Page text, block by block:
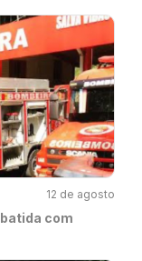
12 de agosto
com